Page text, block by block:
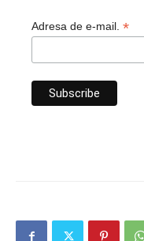
Adresa de e-mail. *